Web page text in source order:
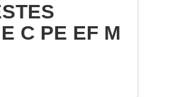
C PE EF M